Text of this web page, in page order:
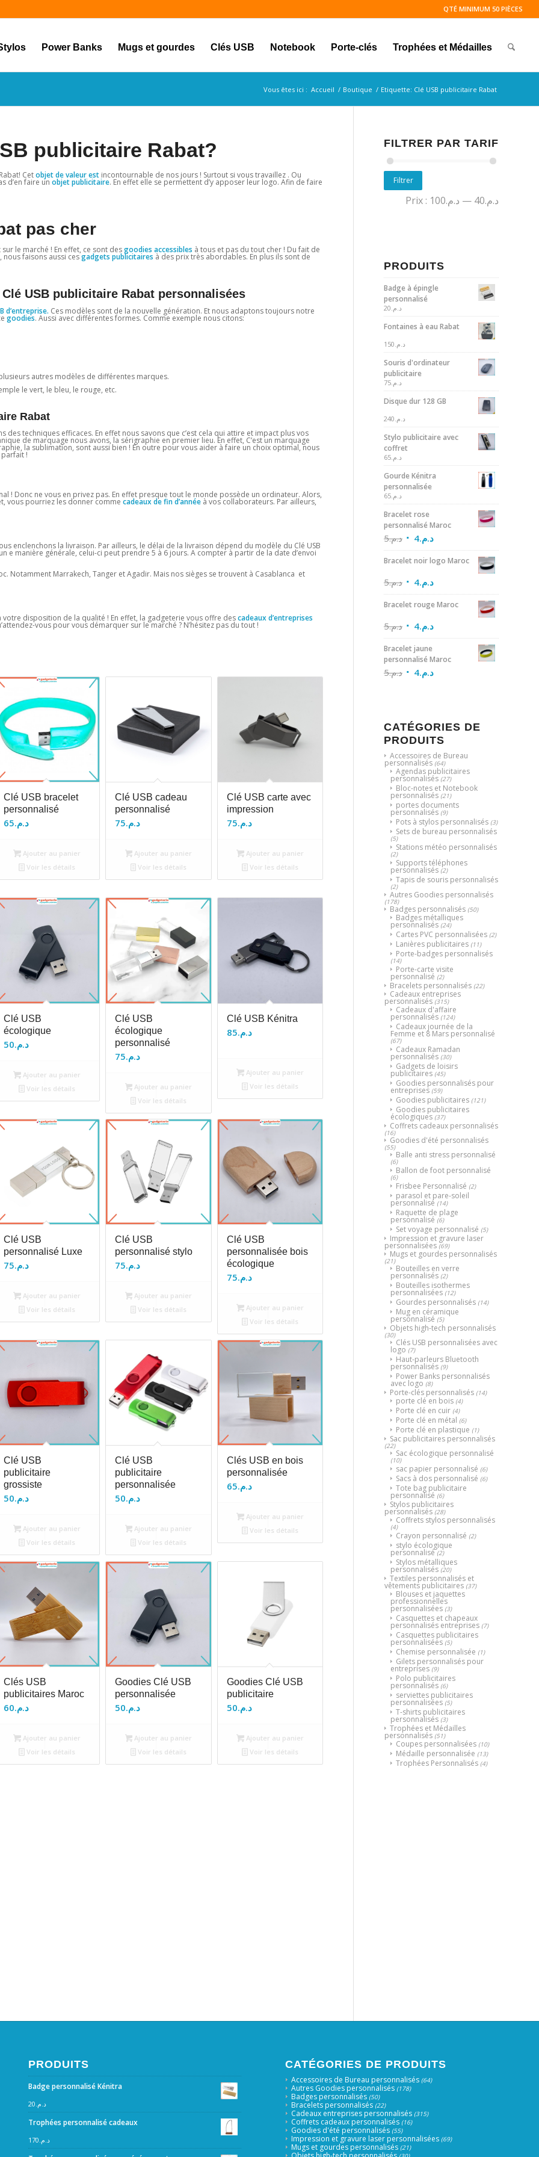
QTÉ MINIMUM 50 PIÈCES
Power Banks Mugs et gourdes Clés USB Notebook Porte-clés Trophées et Médailles
Vous êtes ici : Accueil / Boutique / Etiquette: Clé USB publicitaire Rabat
publicitaire Rabat?
Cetobjet de valeur est incontournable de nos jours ! Surtout si vous travaillez . Ou
d’en faire un objet publicitaire. En effet elle se permettent d’y apposer leur logo. Afin de faire
pas cher
le marché ! En effet, ce sont desgoodies accessibles à tous et pas du tout cher ! Du fait de
faisons aussi cesgadgets publicitaires à des prix très abordables. En plus ils sont de
USB publicitaire Rabat personnalisées
d’entreprise. Ces modèles sont de la nouvelle génération. Et nous adaptons toujours notre
goodies. Aussi avec différentes formes. Comme exemple nous citons:
autres modèles de différentes marques.
le vert, le bleu, le rouge, etc.
Rabat
des techniques efficaces. En effet nous savons que c’est cela qui attire et impact plus vos
de marquage nous avons, la sérigraphie en premier lieu. En effet, C’est un marquage
la sublimation, sont aussi bien ! En outre pour vous aider à faire un choix optimal, nous
!
! Donc ne vous en privez pas. En effet presque tout le monde possède un ordinateur. Alors,
vous pourriez les donner comme cadeaux de fin d’année à vos collaborateurs. Par ailleurs,
enclenchons la livraison. Par ailleurs, le délai de la livraison dépend du modèle du Clé USB
e manière générale, celui-ci peut prendre 5 à 6 jours. A compter à partir de la date d’envoi
Notamment Marrakech, Tanger et Agadir. Mais nos sièges se trouvent à Casablanca et
disposition de la qualité ! En effet, la gadgeterie vous offre descadeaux d’entreprises
vous pour vous démarquer sur le marché ? N’hésitez pas du tout !
Clé USB bracelet
personnalisé
د.م.65
Ajouter au panier
Voir les détails
Clé USB cadeau
personnalisé
د.م.75
Ajouter au panier
Voir les détails
Clé USB carte avec
impression
د.م.75
Ajouter au panier
Voir les détails
Clé USB
écologique
د.م.50
Ajouter au panier
Voir les détails
Clé USB
écologique
personnalisé
د.م.75
Ajouter au panier
Voir les détails
Clé USB Kénitra
د.م.85
Ajouter au panier
Voir les détails
Clé USB
personnalisé Luxe
د.م.75
Ajouter au panier
Voir les détails
Clé USB
personnalisé stylo
د.م.75
Ajouter au panier
Voir les détails
Clé USB
personnalisée bois
écologique
د.م.75
Ajouter au panier
Voir les détails
Clé USB
publicitaire
grossiste
د.م.50
Ajouter au panier
Voir les détails
Clé USB
publicitaire
personnalisée
د.م.50
Ajouter au panier
Voir les détails
Clés USB en bois
personnalisée
د.م.65
Ajouter au panier
Voir les détails
Clés USB
publicitaires Maroc
د.م.60
Ajouter au panier
Voir les détails
Goodies Clé USB
personnalisée
د.م.50
Ajouter au panier
Voir les détails
Goodies Clé USB
publicitaire
د.م.50
Ajouter au panier
Voir les détails
FILTRER PAR TARIF
Filtrer
Prix : د.م.40 — د.م.100
PRODUITS
Badge à épingle
personnalisé
د.م. 20
Fontaines à eau Rabat
د.م. 150
Souris d'ordinateur
publicitaire
د.م. 75
Disque dur 128 GB
د.م. 240
Stylo publicitaire avec
coffret
د.م. 65
Gourde Kénitra
personnalisée
د.م. 65
Bracelet rose
personnalisé Maroc
د.م.5 د.م.4
Bracelet noir logo Maroc
د.م.5 د.م.4
Bracelet rouge Maroc
د.م.5 د.م.4
Bracelet jaune
personnalisé Maroc
د.م.5 د.م.4
CATÉGORIES DE
PRODUITS
Accessoires de Bureau
personnalisés (64)
Agendas publicitaires
personnalisés (27)
Bloc-notes et Notebook
personnalisés (21)
portes documents
personnalisés (9)
Pots à stylos personnalisés (3)
Sets de bureau personnalisés
(5)
Stations météo personnalisés
(2)
Supports téléphones
personnalisés (2)
Tapis de souris personnalisés
(2)
Autres Goodies personnalisés
(178)
Badges personnalisés (50)
Badges métalliques
personnalisés (24)
Cartes PVC personnalisées (2)
Lanières publicitaires (11)
Porte-badges personnalisés
(14)
Porte-carte visite
personnalisé (2)
Bracelets personnalisés (22)
Cadeaux entreprises
personnalisés (315)
Cadeaux d'affaire
personnalisés (124)
Cadeaux journée de la
Femme et 8 Mars personnalisé
(67)
Cadeaux Ramadan
personnalisés (30)
Gadgets de loisirs
publicitaires (45)
Goodies personnalisés pour
entreprises (59)
Goodies publicitaires (121)
Goodies publicitaires
écologiques (37)
Coffrets cadeaux personnalisés
(16)
Goodies d'été personnalisés
(55)
Balle anti stress personnalisé
(6)
Ballon de foot personnalisé
(6)
Frisbee Personnalisé (2)
parasol et pare-soleil
personnalisé (14)
Raquette de plage
personnalisé (6)
Set voyage personnalisé (5)
Impression et gravure laser
personnalisées (69)
Mugs et gourdes personnalisés
(21)
Bouteilles en verre
personnalisés (2)
Bouteilles isothermes
personnalisées (12)
Gourdes personnalisés (14)
Mug en céramique
personnalisé (5)
Objets high-tech personnalisés
(30)
Clés USB personnalisées avec
logo (7)
Haut-parleurs Bluetooth
personnalisés (9)
Power Banks personnalisés
avec logo (8)
Porte-clés personnalisés (14)
porte clé en bois (4)
Porte clé en cuir (4)
Porte clé en métal (6)
Porte clé en plastique (1)
Sac publicitaires personnalisés
(22)
Sac écologique personnalisé
(10)
sac papier personnalisé (6)
Sacs à dos personnalisé (6)
Tote bag publicitaire
personnalisé (6)
Stylos publicitaires
personnalisés (28)
Coffrets stylos personnalisés
(4)
Crayon personnalisé (2)
stylo écologique
personnalisé (2)
Stylos métalliques
personnalisés (20)
Textiles personnalisés et
vêtements publicitaires (37)
Blouses et jaquettes
professionnelles
personnalisées (3)
Casquettes et chapeaux
personnalisés entreprises (7)
Casquettes publicitaires
personnalisées (5)
Chemise personnalisée (1)
Gilets personnalisés pour
entreprises (9)
Polo publicitaires
personnalisés (6)
serviettes publicitaires
personnalisées (5)
T-shirts publicitaires
personnalisés (3)
Trophées et Médailles
personnalisés (51)
Coupes personnalisées (10)
Médaille personnalisée (13)
Trophées Personnalisés (4)
PRODUITS
Badge personnalisé Kénitra
د.م.20
Trophées personnalisé cadeaux
د.م.170
CATÉGORIES DE PRODUITS
Accessoires de Bureau personnalisés (64)
Autres Goodies personnalisés (178)
Badges personnalisés (50)
Bracelets personnalisés (22)
Cadeaux entreprises personnalisés (315)
Coffrets cadeaux personnalisés (16)
Goodies d'été personnalisés (55)
Impression et gravure laser personnalisées (69)
Mugs et gourdes personnalisés (21)